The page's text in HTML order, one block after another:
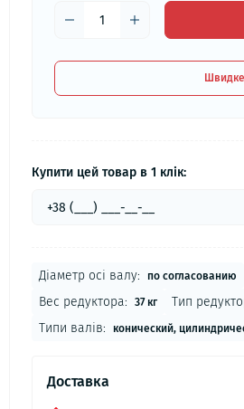
Купити цей товар в 1 клік:
Діаметр осі валу: по согласованию
Вес редуктора: 37 кг Тип
Типи валів: конический,
Доставка